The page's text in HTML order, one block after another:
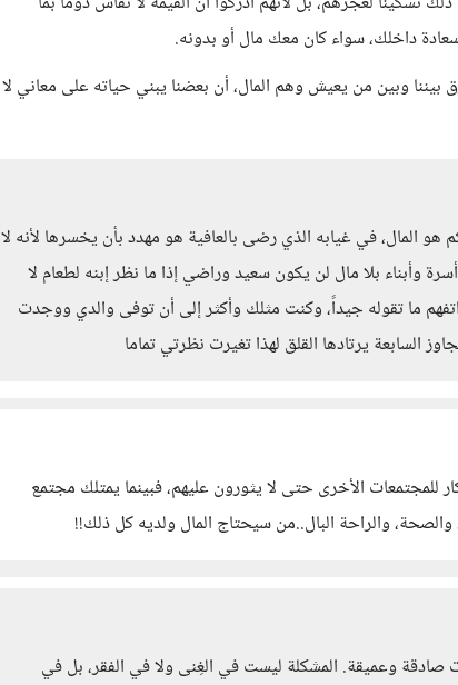
داخلك، سواء كان معك مال أو بدونه.
بيننا وبين من يعيش وهم المال، أن بعضنا يبني حياته على معاني لا
المال، في غيابه الذي رضى بالعافية هو مهدد بأن يخسرها لأنه لا
وأبناء بلا مال لن يكون سعيد وراضي إذا ما نظر إبنه لطعام لا
ما تقوله جيداً، وكنت مثلك وأكثر إلى أن توفى والدي ووجدت
السابعة يرتادها القلق لهذا تغيرت نظرتي تماما
للمجتمعات الأخرى حتى لا يثورون عليهم، فبينما يمتلك مجتمع
والصحة، والراحة البال..من سيحتاج المال ولديه كل ذلك!!
صادقة وعميقة. المشكلة ليست في الغِنى ولا في الفقر، بل في